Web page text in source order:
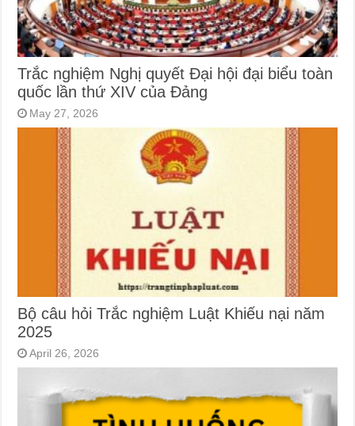
Trắc nghiệm Nghị quyết Đại hội đại biểu toàn
quốc lần thứ XIV của Đảng
May 27, 2026
Bộ câu hỏi Trắc nghiệm Luật Khiếu nại năm
2025
April 26, 2026